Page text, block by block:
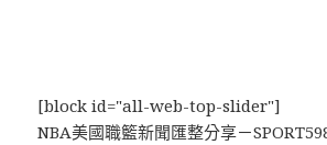
[block id="all-web-top-slider"]
NBA美國職籃新聞匯整分享－